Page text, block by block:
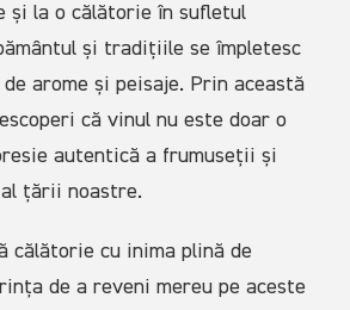
și la o călătorie în sufletul
și tradițiile se împletesc
arome și peisaje. Prin această
că vinul nu este doar o
autentică a frumuseții și
țării noastre.
călătorie cu inima plină de
de a reveni mereu pe aceste